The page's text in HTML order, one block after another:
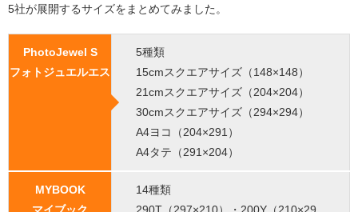
5社が展開するサイズをまとめてみました。
PhotoJewel S
フォトジュエルエス
5種類
15cmスクエアサイズ（148×148）
21cmスクエアサイズ（204×204）
30cmスクエアサイズ（294×294）
A4ヨコ（204×291）
A4タテ（291×204）
MYBOOK
14種類